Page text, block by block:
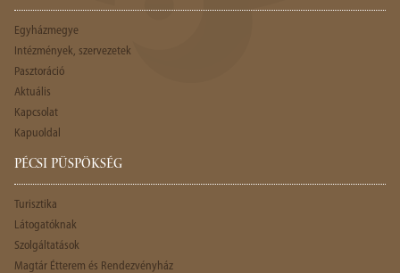
Egyházmegye
Intézmények, szervezetek
Pasztoráció
Aktuális
Kapcsolat
Kapuoldal
PÉCSI PÜSPÖKSÉG
Turisztika
Látogatóknak
Szolgáltatások
Magtár Étterem és Rendezvényház